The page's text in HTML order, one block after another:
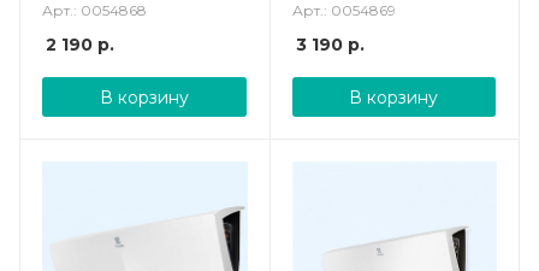
Арт.: 0054868
2 190 р.
В корзину
Арт.: 0054869
3 190р.
В корзину